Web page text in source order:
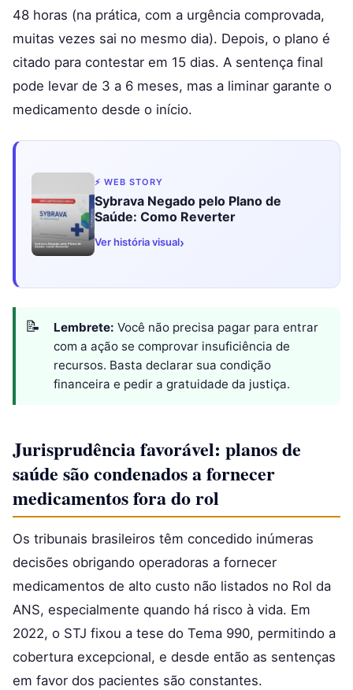
48 horas (na prática, com a urgência comprovada,
muitas vezes sai no mesmo dia). Depois, o plano é
citado para contestar em 15 dias. A sentença final
pode levar de 3 a 6 meses, mas a liminar garante o
medicamento desde o início.
⚡ WEB STORY
Sybrava Negado pelo Plano de
Saúde: Como Reverter
Ver história visual›
Lembrete: Você não precisa pagar para entrar
com a ação se comprovar insuficiência de
recursos. Basta declarar sua condição
financeira e pedir a gratuidade da justiça.
Jurisprudência favorável: planos de
saúde são condenados a fornecer
medicamentos fora do rol
Os tribunais brasileiros têm concedido inúmeras
decisões obrigando operadoras a fornecer
medicamentos de alto custo não listados no Rol da
ANS, especialmente quando há risco à vida. Em
2022, o STJ fixou a tese do Tema 990, permitindo a
cobertura excepcional, e desde então as sentenças
em favor dos pacientes são constantes.